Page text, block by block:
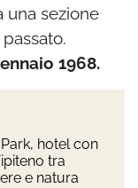
una sezione
1968.
hotel con
tra
e natura